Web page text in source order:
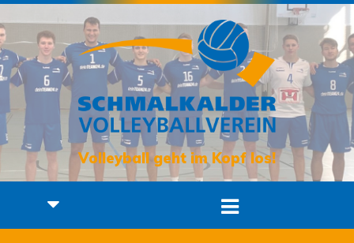
Volleyball geht im Kopf los!